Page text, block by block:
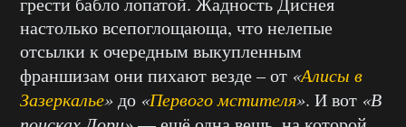
настолько всепоглощающа, что нелепые
отсылки к очередным выкупленным
франшизам они пихают везде – от «Алисы в
Зазеркалье»до «Первого мстителя». И вот «В